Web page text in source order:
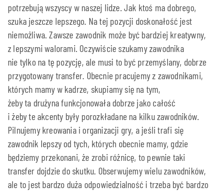
potrzebują wszyscy w naszej lidze. Jak ktoś ma dobrego,
szuka jeszcze lepszego. Na tej pozycji doskonałość jest
niemożliwa. Zawsze zawodnik może być bardziej kreatywny,
z lepszymi walorami. Oczywiście szukamy zawodnika
nie tylko na tę pozycję, ale musi to być przemyślany, dobrze
przygotowany transfer. Obecnie pracujemy z zawodnikami,
których mamy w kadrze, skupiamy się na tym,
żeby ta drużyna funkcjonowała dobrze jako całość
i żeby te akcenty były porozkładane na kilku zawodników.
Pilnujemy kreowania i organizacji gry, a jeśli trafi się
zawodnik lepszy od tych, których obecnie mamy, gdzie
będziemy przekonani, że zrobi różnicę, to pewnie taki
transfer dojdzie do skutku. Obserwujemy wielu zawodników,
ale to jest bardzo duża odpowiedzialność i trzeba być bardzo